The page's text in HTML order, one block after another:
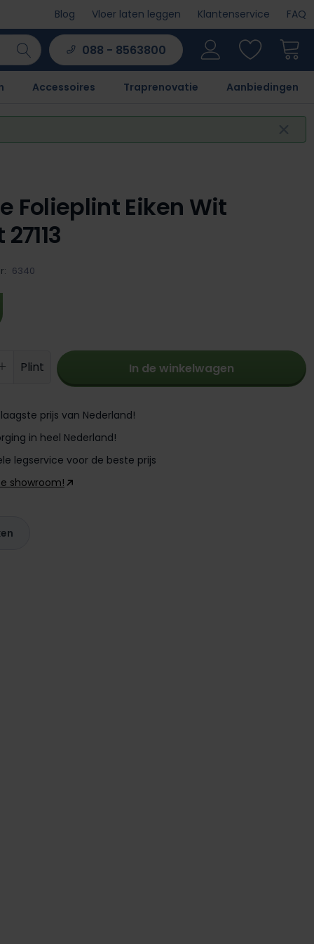
Blog Vloer laten leggen Klantenservice FAQ
088 - 8563800
Accessoires Traprenovatie Aanbiedingen
Folieplint Eiken Wit
6340
Voer de gewenste
Plint In de winkelwagen
prijs van Nederland!
in heel Nederland!
legservice voor de beste prijs
showroom!